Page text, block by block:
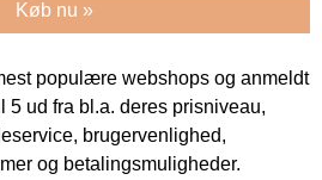
Køb nu »
populære webshops og anmeldt
5 ud fra bl.a. deres prisniveau,
brugervenlighed,
og betalingsmuligheder.